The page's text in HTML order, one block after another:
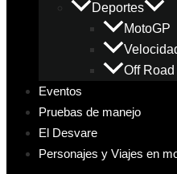
Deportes
MotoGP
Off Road
Eventos
Pruebas de manejo
El Desvare
Personajes y Viajes en